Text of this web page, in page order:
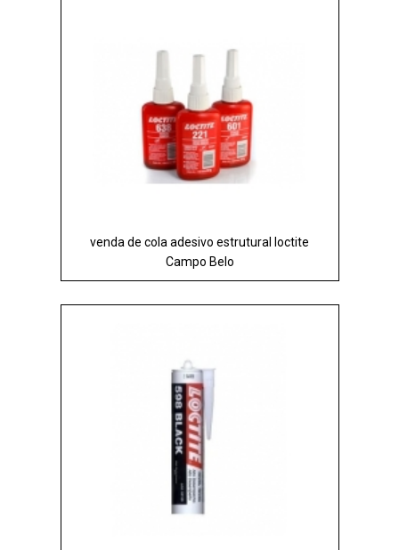
venda de cola adesivo estrutural loctite
Campo Belo